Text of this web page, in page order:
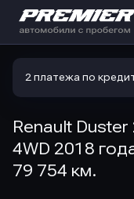
2 платежа по
Renault Duster
4WD 2018
79 754 км.